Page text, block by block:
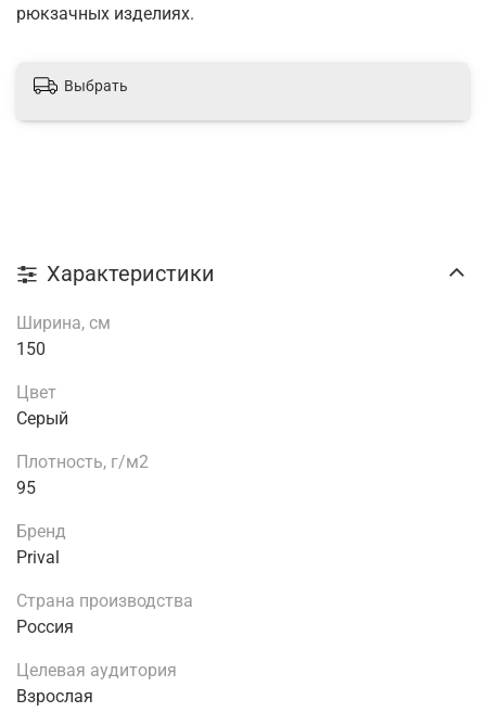
рюкзачных изделиях.
Выбрать
Характеристики
Ширина, см
150
Цвет
Серый
Плотность, г/м2
95
Бренд
Prival
Страна производства
Россия
Целевая аудитория
Взрослая